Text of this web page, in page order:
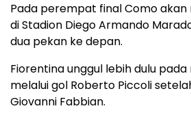
Pada perempat final Como
di Stadion Diego Armando
dua pekan ke depan.
Fiorentina unggul lebih dulu
melalui gol Roberto Piccoli
Giovanni Fabbian.